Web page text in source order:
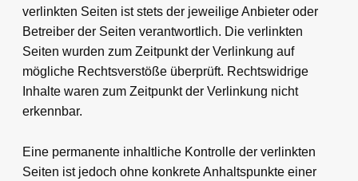
verlinkten Seiten ist stets der jeweilige Anbieter oder
Betreiber der Seiten verantwortlich. Die verlinkten
Seiten wurden zum Zeitpunkt der Verlinkung auf
mögliche Rechtsverstöße überprüft. Rechtswidrige
Inhalte waren zum Zeitpunkt der Verlinkung nicht
erkennbar.
Eine permanente inhaltliche Kontrolle der verlinkten
Seiten ist jedoch ohne konkrete Anhaltspunkte einer